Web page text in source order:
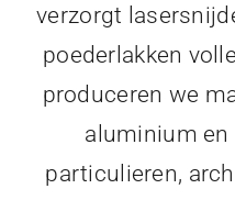
verzorgt
poederlakken
produceren we
aluminium
particulieren,